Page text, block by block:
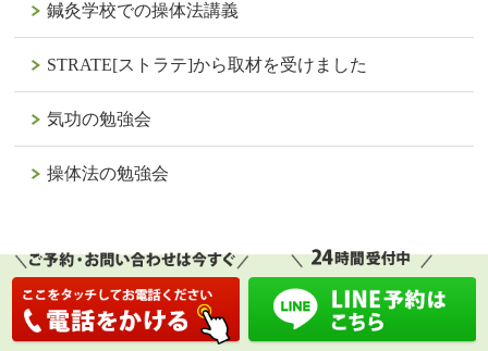
鍼灸学校での操体法講義
STRATE[ストラテ]から取材を受けました
気功の勉強会
操体法の勉強会